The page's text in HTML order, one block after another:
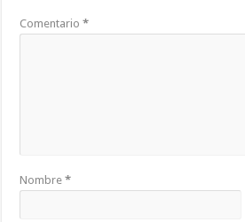
Comentario*
Nombre*